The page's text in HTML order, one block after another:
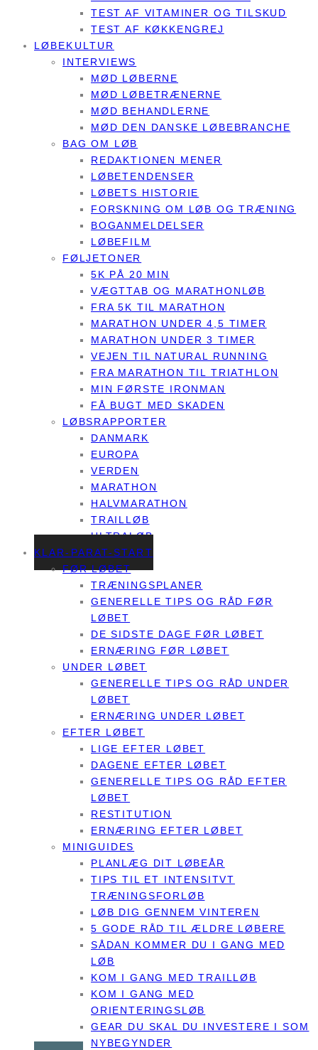
TEST AF VITAMINER OG TILSKUD
TEST AF KØKKENGREJ
LØBEKULTUR
INTERVIEWS
MØD LØBERNE
MØD LØBETRÆNERNE
MØD BEHANDLERNE
MØD DEN DANSKE LØBEBRANCHE
BAG OM LØB
REDAKTIONEN MENER
LØBETENDENSER
LØBETS HISTORIE
FORSKNING OM LØB OG TRÆNING
BOGANMELDELSER
LØBEFILM
FØLJETONER
5K PÅ 20 MIN
VÆGTTAB OG MARATHONLØB
FRA 5K TIL MARATHON
MARATHON UNDER 4,5 TIMER
MARATHON UNDER 3 TIMER
VEJEN TIL NATURAL RUNNING
FRA MARATHON TIL TRIATHLON
MIN FØRSTE IRONMAN
FÅ BUGT MED SKADEN
LØBSRAPPORTER
DANMARK
EUROPA
VERDEN
MARATHON
HALVMARATHON
TRAILLØB
ULTRALØB
KLAR-PARAT-START
FØR LØBET
TRÆNINGSPLANER
GENERELLE TIPS OG RÅD FØR
LØBET
DE SIDSTE DAGE FØR LØBET
ERNÆRING FØR LØBET
UNDER LØBET
GENERELLE TIPS OG RÅD UNDER
LØBET
ERNÆRING UNDER LØBET
EFTER LØBET
LIGE EFTER LØBET
DAGENE EFTER LØBET
GENERELLE TIPS OG RÅD EFTER
LØBET
RESTITUTION
ERNÆRING EFTER LØBET
MINIGUIDES
PLANLÆG DIT LØBEÅR
TIPS TIL ET INTENSITVT
TRÆNINGSFORLØB
LØB DIG GENNEM VINTEREN
5 GODE RÅD TIL ÆLDRE LØBERE
SÅDAN KOMMER DU I GANG MED
LØB
KOM I GANG MED TRAILLØB
KOM I GANG MED
ORIENTERINGSLØB
GEAR DU SKAL DU INVESTERE I SOM
NYBEGYNDER